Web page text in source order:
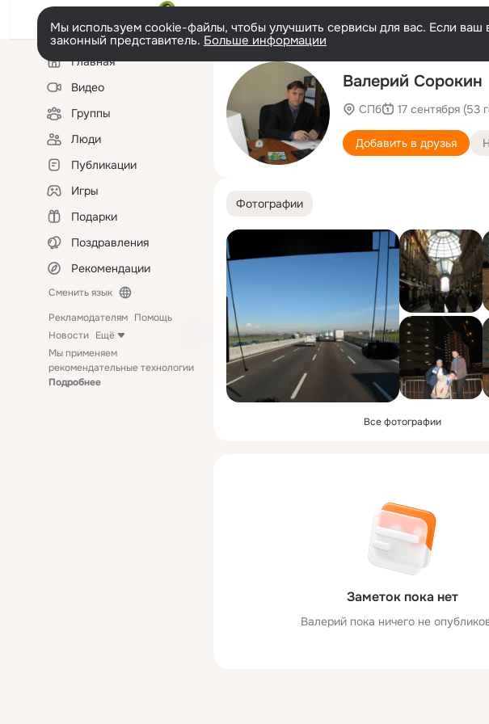
Мы используем cookie-файлы, чтобы улучшить сервисы для вас. Если
законный представитель. Больше информации
Левая
колонкаГлавная
Видео
Группы
Люди
Публикации
Игры
Подарки
Поздравления
Рекомендации
Сменить язык
Рекламодателям Помощь
Новости Ещё
Мы применяем
рекомендательные технологии
Подробнее
Валерий Сорокин
СПб 17 сентября (53
Добавить в друзья
Фотографии
Все фотографии
Заметок пока нет
Валерий пока ничего не